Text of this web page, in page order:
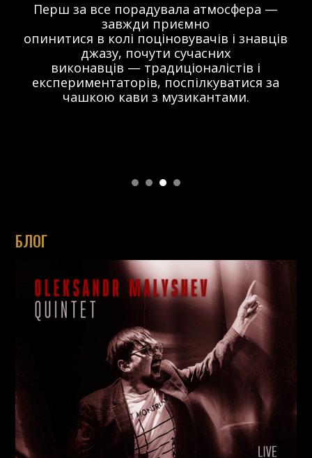
Перш за все порадувала атмосфера —
завжди приємно
опинитися в колі поціновувачів і знавців
джазу, почути сучасних
виконавців — традиціоналістів і
експериментаторів, поспілкуватися за
чашкою кави з музикантами.
БЛОГ